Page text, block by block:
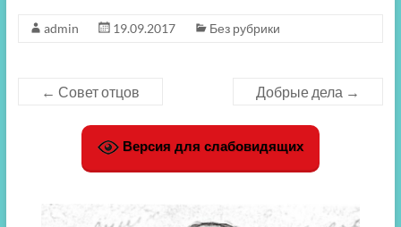
admin 19.09.2017 Без рубрики
← Совет отцов Добрые дела →
Версия для слабовидящих